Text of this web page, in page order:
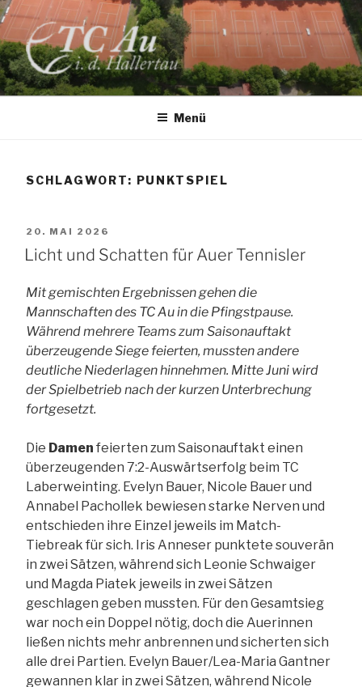
Zum
Inhalt
springen
TC AU Menü
SCHLAGWORT: PUNKTSPIEL
VERÖFFENTLICHT
AM
20. MAI 2026
Licht und Schatten für Auer Tennisler
Mit gemischten Ergebnissen gehen die
Mannschaften des TC Au in die Pfingstpause.
Während mehrere Teams zum Saisonauftakt
überzeugende Siege feierten, mussten andere
deutliche Niederlagen hinnehmen. Mitte Juni wird
der Spielbetrieb nach der kurzen Unterbrechung
fortgesetzt.
Die Damen feierten zum Saisonauftakt einen
überzeugenden 7:2-Auswärtserfolg beim TC
Laberweinting. Evelyn Bauer, Nicole Bauer und
Annabel Pachollek bewiesen starke Nerven und
entschieden ihre Einzel jeweils im Match-
Tiebreak für sich. Iris Anneser punktete souverän
in zwei Sätzen, während sich Leonie Schwaiger
und Magda Piatek jeweils in zwei Sätzen
geschlagen geben mussten. Für den Gesamtsieg
war noch ein Doppel nötig, doch die Auerinnen
ließen nichts mehr anbrennen und sicherten sich
alle drei Partien. Evelyn Bauer/Lea-Maria Gantner
gewannen klar in zwei Sätzen, während Nicole